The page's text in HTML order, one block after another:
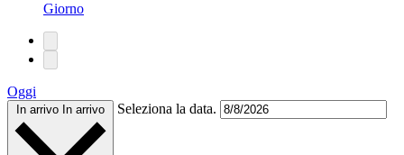
Giorno
Oggi
In arrivo In arrivo Seleziona la data.